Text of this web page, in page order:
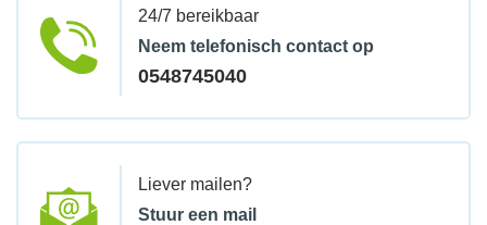
24/7 bereikbaar
Neem telefonisch contact op
0548745040
Liever mailen?
Stuur een mail